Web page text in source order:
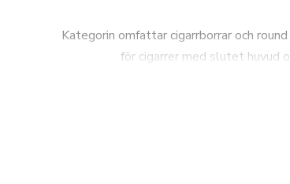
Kategorin omfattar cigarrborrar och
för cigarrer med slutet huvud